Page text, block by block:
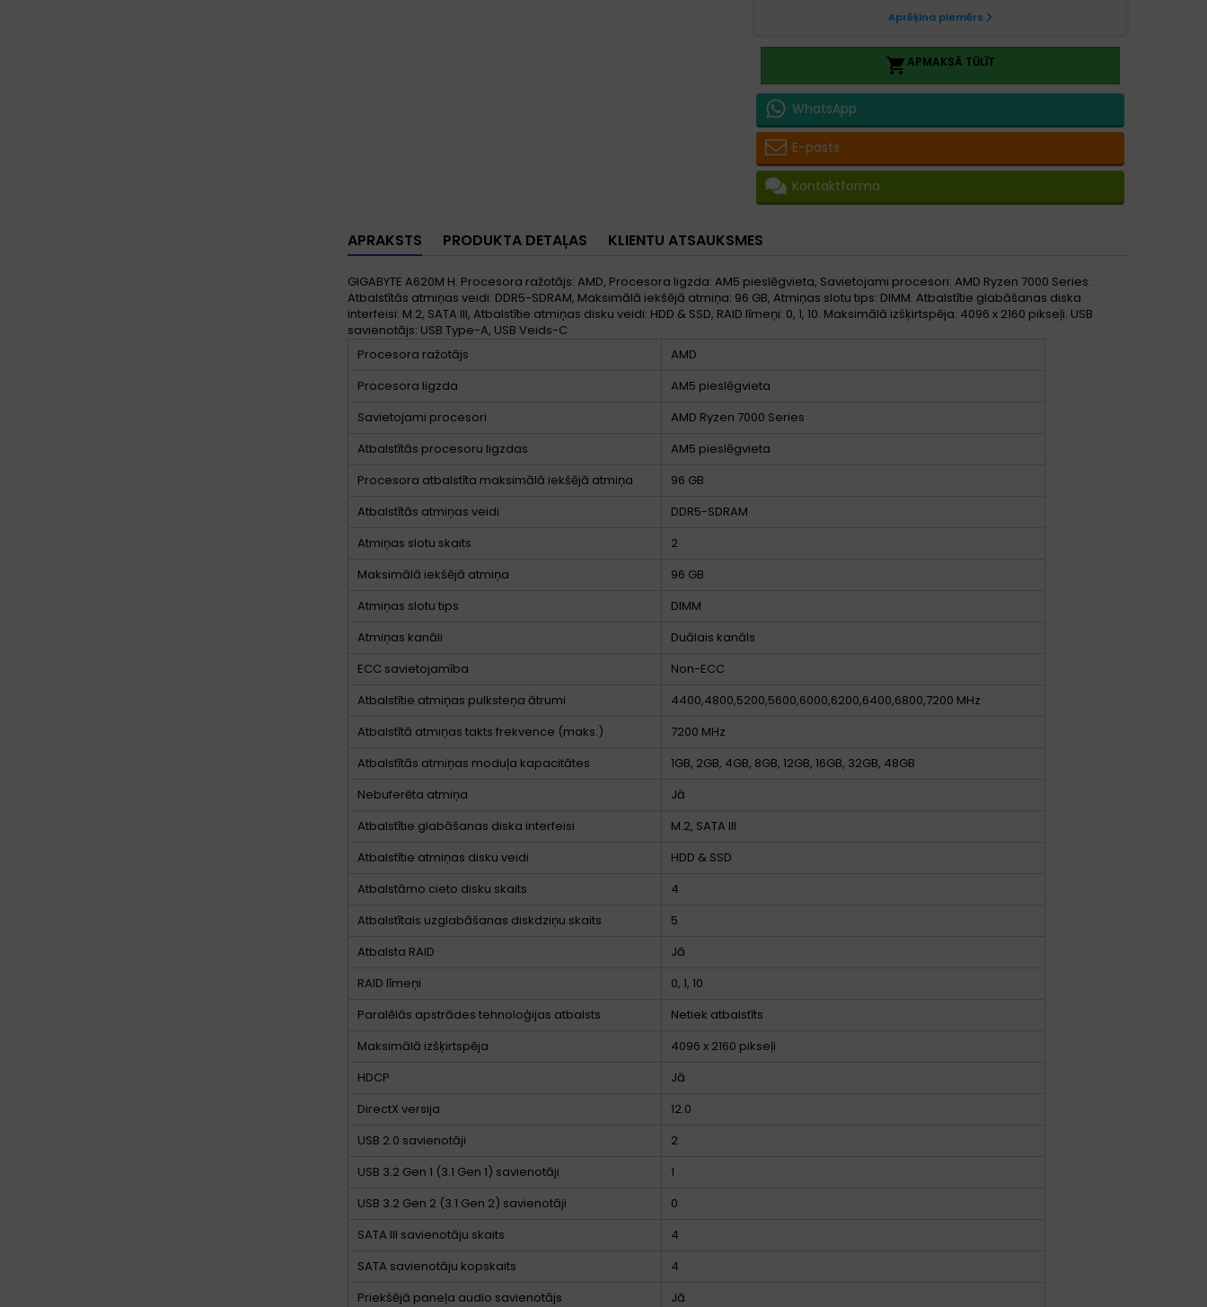
APMAKSĀ TŪLĪT
WhatsApp
E-pasts
Kontaktforma
APRAKSTS PRODUKTA DETAĻAS KLIENTU ATSAUKSMES
GIGABYTE A620M H. Procesora ražotājs: AMD, Procesora ligzda: AM5 pieslēgvieta, Savietojami procesori: AMD Ryzen 7000 Series.
Atbalstītās atmiņas veidi: DDR5-SDRAM, Maksimālā iekšējā atmiņa: 96 GB, Atmiņas slotu tips: DIMM. Atbalstītie glabāšanas diska
interfeisi: M.2, SATA III, Atbalstītie atmiņas disku veidi: HDD & SSD, RAID līmeņi: 0, 1, 10. Maksimālā izšķirtspēja: 4096 x 2160 pikseļi. USB
savienotājs: USB Type-A, USB Veids-C
Procesora ražotājs
AMD
Procesora ligzda
AM5 pieslēgvieta
Savietojami procesori
AMD Ryzen 7000 Series
Atbalstītās procesoru ligzdas
AM5 pieslēgvieta
Procesora atbalstīta maksimālā iekšējā atmiņa
96 GB
Atbalstītās atmiņas veidi
DDR5-SDRAM
Atmiņas slotu skaits
2
Maksimālā iekšējā atmiņa
96 GB
Atmiņas slotu tips
DIMM
Atmiņas kanāli
Duālais kanāls
ECC savietojamība
Non-ECC
Atbalstītie atmiņas pulksteņa ātrumi
4400,4800,5200,5600,6000,6200,6400,6800,7200 MHz
Atbalstītā atmiņas takts frekvence (maks.)
7200 MHz
Atbalstītās atmiņas moduļa kapacitātes
1GB, 2GB, 4GB, 8GB, 12GB, 16GB, 32GB, 48GB
Nebuferēta atmiņa
Jā
Atbalstītie glabāšanas diska interfeisi
M.2, SATA III
Atbalstītie atmiņas disku veidi
HDD & SSD
Atbalstāmo cieto disku skaits
4
Atbalstītais uzglabāšanas diskdziņu skaits
5
Atbalsta RAID
Jā
RAID līmeņi
0, 1, 10
Paralēlās apstrādes tehnoloģijas atbalsts
Netiek atbalstīts
Maksimālā izšķirtspēja
4096 x 2160 pikseļi
HDCP
Jā
DirectX versija
12.0
USB 2.0 savienotāji
2
USB 3.2 Gen 1 (3.1 Gen 1) savienotāji
1
USB 3.2 Gen 2 (3.1 Gen 2) savienotāji
0
SATA III savienotāju skaits
4
SATA savienotāju kopskaits
4
Priekšējā paneļa audio savienotājs
Jā